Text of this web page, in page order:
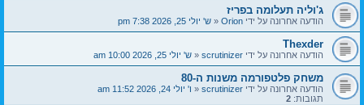
ג'וליה תעלומה בפריז
הודעה אחרונה על ידי Orion
«ש' יולי 25, 2026 7:38 pm
Thexder
הודעה אחרונה על ידי scrutinizer
«ש' יולי 25, 2026 10:00 am
משחק פלטפורמה משנות ה-80
הודעה אחרונה על ידי scrutinizer
«ו' יולי 24, 2026 11:52 am
תגובות: 2